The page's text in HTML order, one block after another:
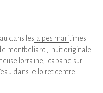
dans les alpes maritimes
montbeliard
nuit originale
lorraine
cabane sur
dans le loiret centre